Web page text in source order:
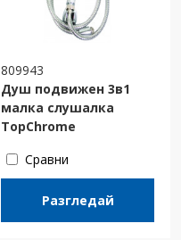
809943
Душ подвижен 3в1
малка слушалка
TopChrome
Сравни
Разгледай